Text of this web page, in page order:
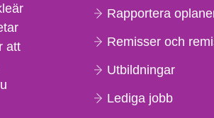
att
Rapportera
Remisser och
Utbildningar
Lediga jobb